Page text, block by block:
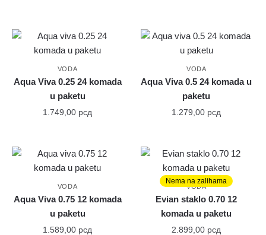
VODA
Aqua Viva 0.25 24 komada
u paketu
1.749,00 рсд
VODA
Aqua Viva 0.5 24 komada u
paketu
1.279,00 рсд
VODA
Aqua Viva 0.75 12 komada
u paketu
1.589,00 рсд
Nema na zalihama
VODA
Evian staklo 0.70 12
komada u paketu
2.899,00 рсд